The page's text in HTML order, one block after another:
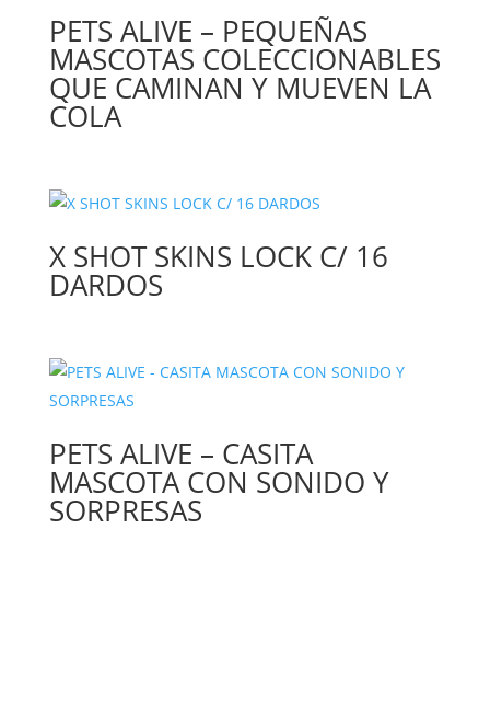
PETS ALIVE – PEQUEÑAS
MASCOTAS COLECCIONABLES
QUE CAMINAN Y MUEVEN LA
COLA
X SHOT SKINS LOCK C/ 16
DARDOS
PETS ALIVE – CASITA
MASCOTA CON SONIDO Y
SORPRESAS